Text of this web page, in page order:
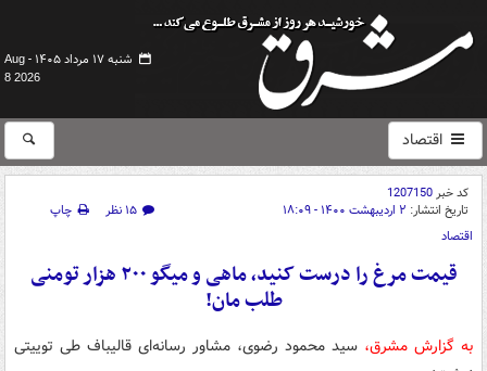
شنبه ۱۷ مرداد ۱۴۰۵ -
Aug
8 2026
اقتصاد
کد خبر1207150
تاریخ انتشار: ۲ اردیبهشت ۱۴۰۰ - ۱۸:۰۹ ۱۵ نظر
چاپ
اقتصاد
قیمت مرغ را درست کنید، ماهی و میگو ۲۰۰ هزار تومنی
طلب مان!
به گزارش مشرق، سید محمود رضوی، مشاور رسانه‌ای قالیباف طی توییتی